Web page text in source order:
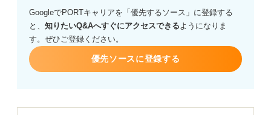
GoogleでPORTキャリアを「優先するソース」に登録する
と、 知りたいQ&Aへすぐにアクセスできるようになりま
す。ぜひご登録ください。
優先ソースに登録する